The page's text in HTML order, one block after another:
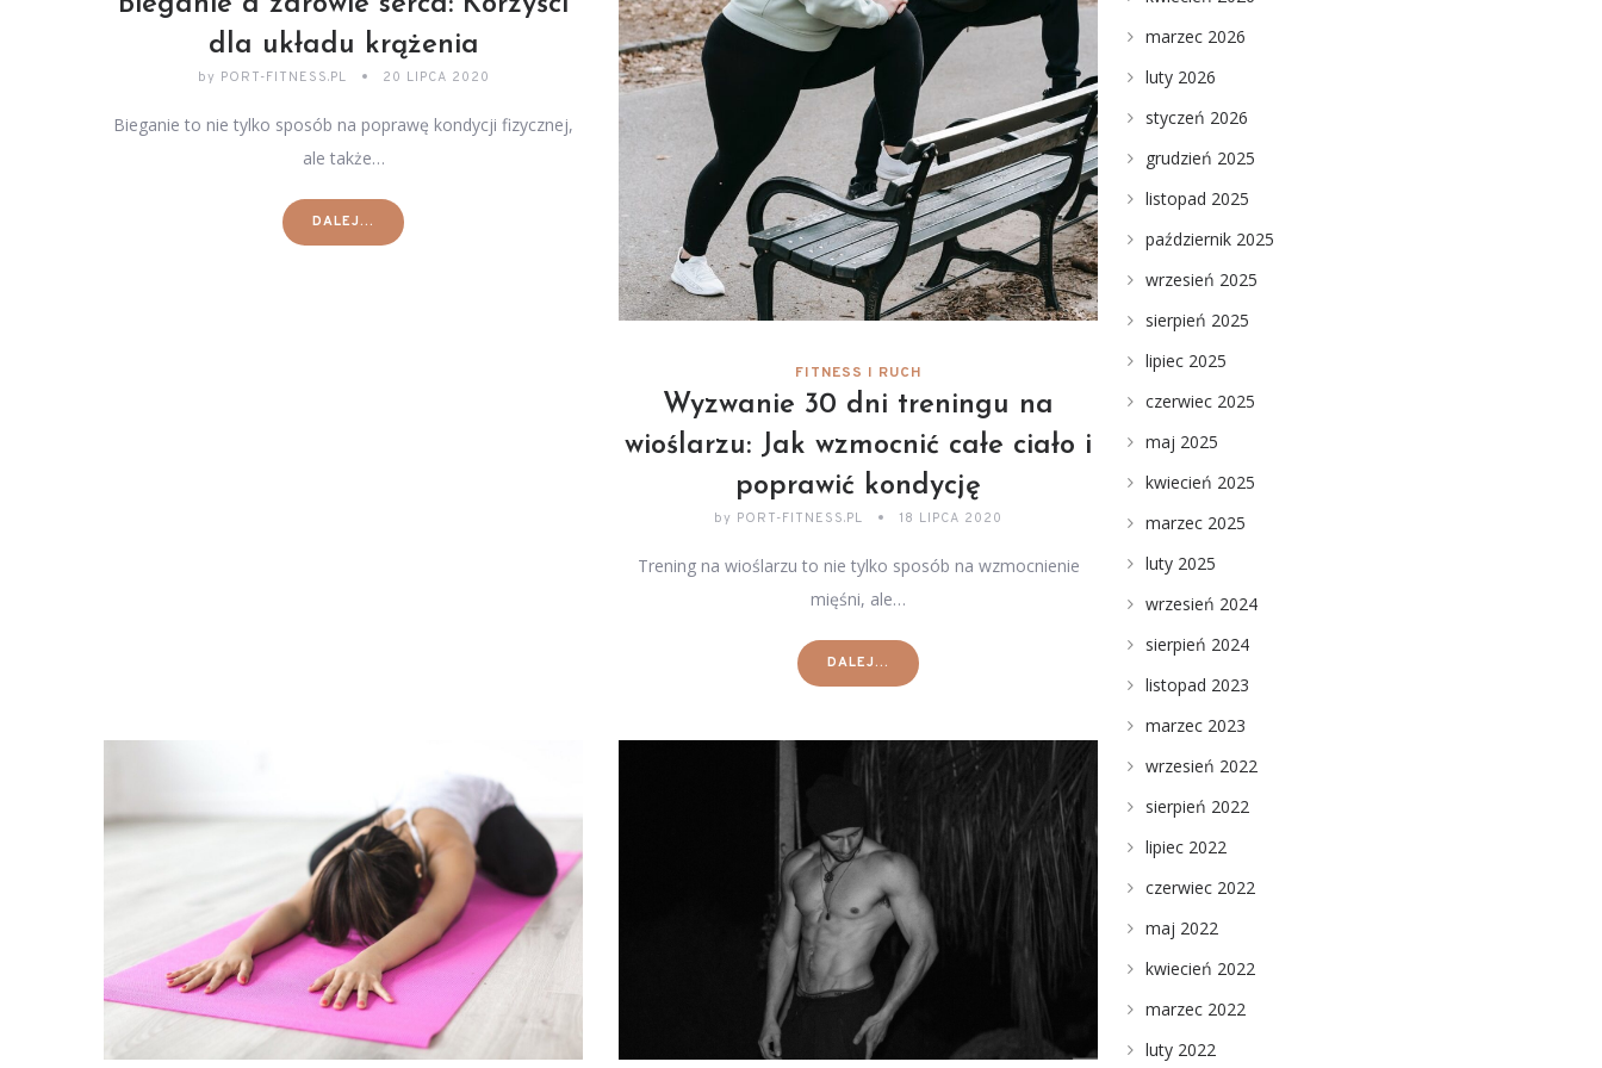
dla układu krążenia
by PORT-FITNESS.PL 20 LIPCA 2020
Bieganie to nie tylko sposób na poprawę kondycji fizycznej,
ale także…
DALEJ...
FITNESS I RUCH
Wyzwanie 30 dni treningu na
wioślarzu: Jak wzmocnić całe ciało i
poprawić kondycję
by PORT-FITNESS.PL 18 LIPCA 2020
Trening na wioślarzu to nie tylko sposób na wzmocnienie
mięśni, ale…
DALEJ...
marzec 2026
luty 2026
styczeń 2026
grudzień 2025
listopad 2025
październik 2025
wrzesień 2025
sierpień 2025
lipiec 2025
czerwiec 2025
maj 2025
kwiecień 2025
marzec 2025
luty 2025
wrzesień 2024
sierpień 2024
listopad 2023
marzec 2023
wrzesień 2022
sierpień 2022
lipiec 2022
czerwiec 2022
maj 2022
kwiecień 2022
marzec 2022
luty 2022